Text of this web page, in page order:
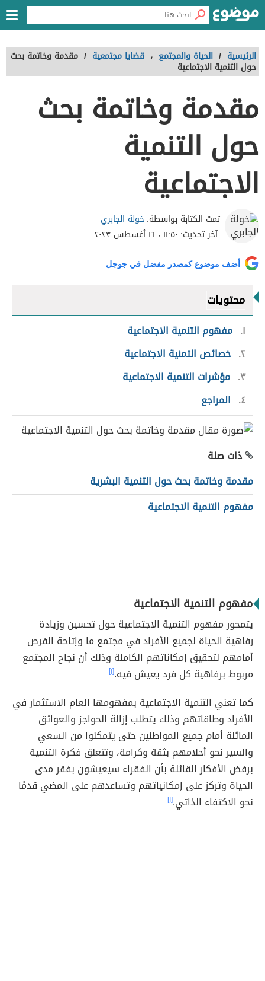
الرئيسية / الحياة والمجتمع ، قضايا مجتمعية / مقدمة وخاتمة بحث
حول التنمية الاجتماعية
مقدمة وخاتمة بحث
حول التنمية
الاجتماعية
تمت الكتابة بواسطة:خولة الجابري
آخر تحديث: ١١:٥٠ ، ١٦ أغسطس ٢٠٢٣
أضف موضوع كمصدر مفضل في جوجل
محتويات
١ مفهوم التنمية الاجتماعية
٢ خصائص التمنية الاجتماعية
٣ مؤشرات التنمية الاجتماعية
٤
المراجع
ذات صلة
مقدمة وخاتمة بحث حول التنمية البشرية
مفهوم التنمية الاجتماعية
مفهوم التنمية الاجتماعية
يتمحور مفهوم التنمية الاجتماعية حول تحسين وزيادة
رفاهية الحياة لجميع الأفراد في مجتمع ما وإتاحة الفرص
أمامهم لتحقيق إمكاناتهم الكاملة وذلك أن نجاح المجتمع
مربوط برفاهية كل فرد يعيش فيه.[١]
كما تعني التنمية الاجتماعية بمفهومها العام الاستثمار في
الأفراد وطاقاتهم وذلك يتطلب إزالة الحواجز والعوائق
الماثلة أمام جميع المواطنين حتى يتمكنوا من السعي
والسير نحو أحلامهم بثقة وكرامة، وتتعلق فكرة التنمية
برفض الأفكار القائلة بأن الفقراء سيعيشون بفقر مدى
الحياة وتركز على إمكانياتهم وتساعدهم على المضي قدمًا
نحو الاكتفاء الذاتي.[١]